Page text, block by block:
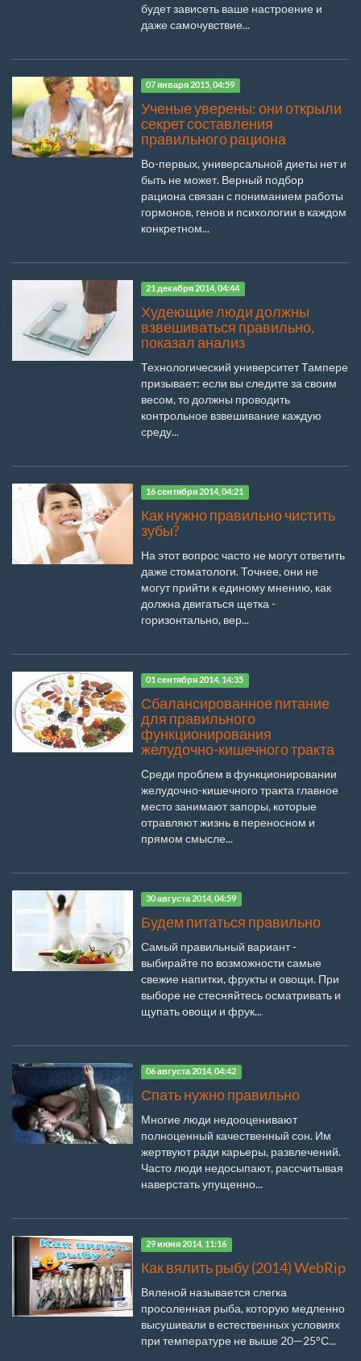
будет зависеть ваше настроение и
даже самочувствие...
07 января 2015, 04:59
Ученые уверены: они открыли
секрет составления
правильного рациона
Во-первых, универсальной диеты нет и
быть не может. Верный подбор
рациона связан с пониманием работы
гормонов, генов и психологии в каждом
конкретном...
21 декабря 2014, 04:44
Худеющие люди должны
взвешиваться правильно,
показал анализ
Технологический университет Тампере
призывает: если вы следите за своим
весом, то должны проводить
контрольное взвешивание каждую
среду...
16 сентября 2014, 04:21
Как нужно правильно чистить
зубы?
На этот вопрос часто не могут ответить
даже стоматологи. Точнее, они не
могут прийти к единому мнению, как
должна двигаться щетка -
горизонтально, вер...
01 сентября 2014, 14:35
Сбалансированное питание
для правильного
функционирования
желудочно-кишечного тракта
Среди проблем в функционировании
желудочно-кишечного тракта главное
место занимают запоры, которые
отравляют жизнь в переносном и
прямом смысле...
30 августа 2014, 04:59
Будем питаться правильно
Самый правильный вариант -
выбирайте по возможности самые
свежие напитки, фрукты и овощи. При
выборе не стесняйтесь осматривать и
щупать овощи и фрук...
06 августа 2014, 04:42
Спать нужно правильно
Многие люди недооценивают
полноценный качественный сон. Им
жертвуют ради карьеры, развлечений.
Часто люди недосыпают, рассчитывая
наверстать упущенно...
29 июня 2014, 11:16
Как вялить рыбу (2014) WebRip
Вяленой называется слегка
просоленная рыба, которую медленно
высушивали в естественных условиях
при температуре не выше 20—25°С...